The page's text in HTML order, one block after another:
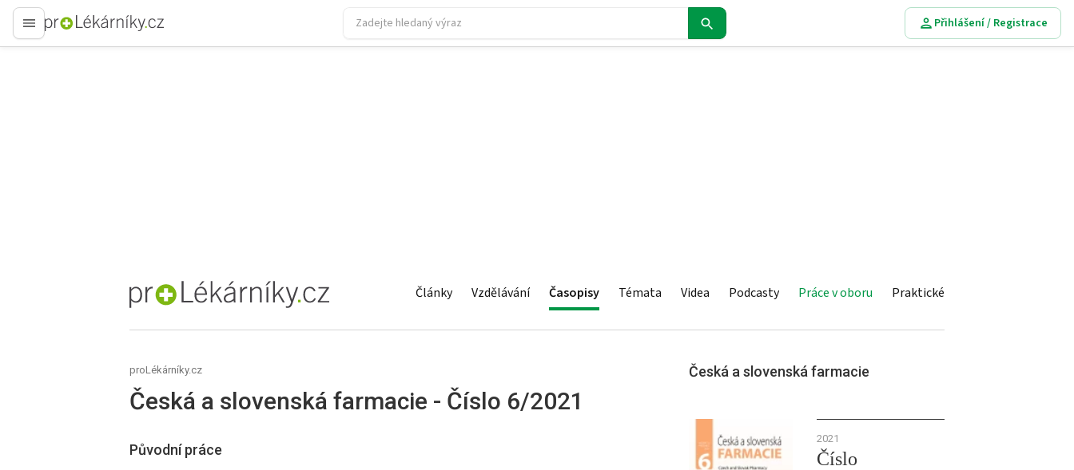
proLékaře.cz
Přihlášení / Registrace
proLékaře.cz Články Vzdělávání Časopisy Témata Videa Podcasty Práce v oboru Praktické
proLékárníky.cz
Česká a slovenská farmacie - Číslo 6/2021
Původní práce
Česká a slovenská farmacie
2021
Číslo